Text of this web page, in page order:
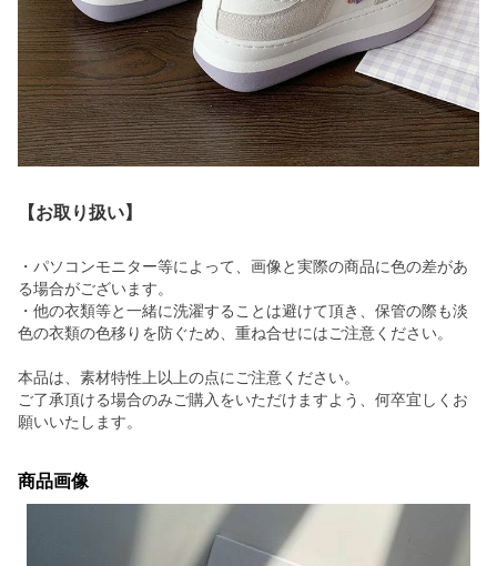
【お取り扱い】
・パソコンモニター等によって、画像と実際の商品に色の差があ
る場合がございます。
・他の衣類等と一緒に洗濯することは避けて頂き、保管の際も淡
色の衣類の色移りを防ぐため、重ね合せにはご注意ください。
本品は、素材特性上以上の点にご注意ください。
ご了承頂ける場合のみご購入をいただけますよう、何卒宜しくお
願いいたします。
商品画像